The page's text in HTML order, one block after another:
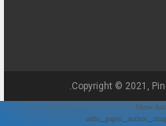
Copyright © 2021,
// Show